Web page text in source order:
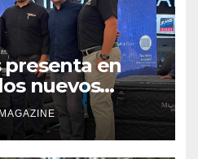
presenta en
nuevos
Care de
y